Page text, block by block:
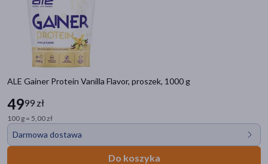
ALE Gainer Protein Vanilla Flavor, proszek, 1000 g
4999 zł
100 g = 5,00 zł
Darmowa dostawa
Do koszyka